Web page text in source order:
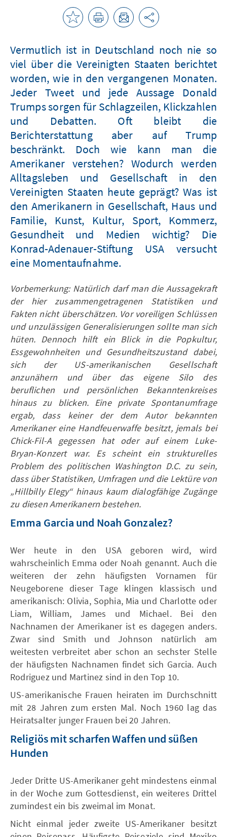
Vermutlich ist in Deutschland noch nie so
viel über die Vereinigten Staaten berichtet
worden, wie in den vergangenen Monaten.
Jeder Tweet und jede Aussage Donald
Trumps sorgen für Schlagzeilen, Klickzahlen
und Debatten. Oft bleibt die
Berichterstattung aber auf Trump
beschränkt. Doch wie kann man die
Amerikaner verstehen? Wodurch werden
Alltagsleben und Gesellschaft in den
Vereinigten Staaten heute geprägt? Was ist
den Amerikanern in Gesellschaft, Haus und
Familie, Kunst, Kultur, Sport, Kommerz,
Gesundheit und Medien wichtig? Die
Konrad-Adenauer-Stiftung USA versucht
eine Momentaufnahme.
Vorbemerkung: Natürlich darf man die Aussagekraft
der hier zusammengetragenen Statistiken und
Fakten nicht überschätzen. Vor voreiligen Schlüssen
und unzulässigen Generalisierungen sollte man sich
hüten. Dennoch hilft ein Blick in die Popkultur,
Essgewohnheiten und Gesundheitszustand dabei,
sich der US-amerikanischen Gesellschaft
anzunähern und über das eigene Silo des
beruflichen und persönlichen Bekanntenkreises
hinaus zu blicken. Eine private Spontanumfrage
ergab, dass keiner der dem Autor bekannten
Amerikaner eine Handfeuerwaffe besitzt, jemals bei
Chick-Fil-A gegessen hat oder auf einem Luke-
Bryan-Konzert war. Es scheint ein strukturelles
Problem des politischen Washington D.C. zu sein,
dass über Statistiken, Umfragen und die Lektüre von
„Hillbilly Elegy“ hinaus kaum dialogfähige Zugänge
zu diesen Amerikanern bestehen.
Emma Garcia und Noah Gonzalez?
Wer heute in den USA geboren wird, wird
wahrscheinlich Emma oder Noah genannt. Auch die
weiteren der zehn häufigsten Vornamen für
Neugeborene dieser Tage klingen klassisch und
amerikanisch: Olivia, Sophia, Mia und Charlotte oder
Liam, William, James und Michael. Bei den
Nachnamen der Amerikaner ist es dagegen anders.
Zwar sind Smith und Johnson natürlich am
weitesten verbreitet aber schon an sechster Stelle
der häufigsten Nachnamen findet sich Garcia. Auch
Rodriguez und Martinez sind in den Top 10.
US-amerikanische Frauen heiraten im Durchschnitt
mit 28 Jahren zum ersten Mal. Noch 1960 lag das
Heiratsalter junger Frauen bei 20 Jahren.
Religiös mit scharfen Waffen und süßen
Hunden
Jeder Dritte US-Amerikaner geht mindestens einmal
in der Woche zum Gottesdienst, ein weiteres Drittel
zumindest ein bis zweimal im Monat.
Nicht einmal jeder zweite US-Amerikaner besitzt